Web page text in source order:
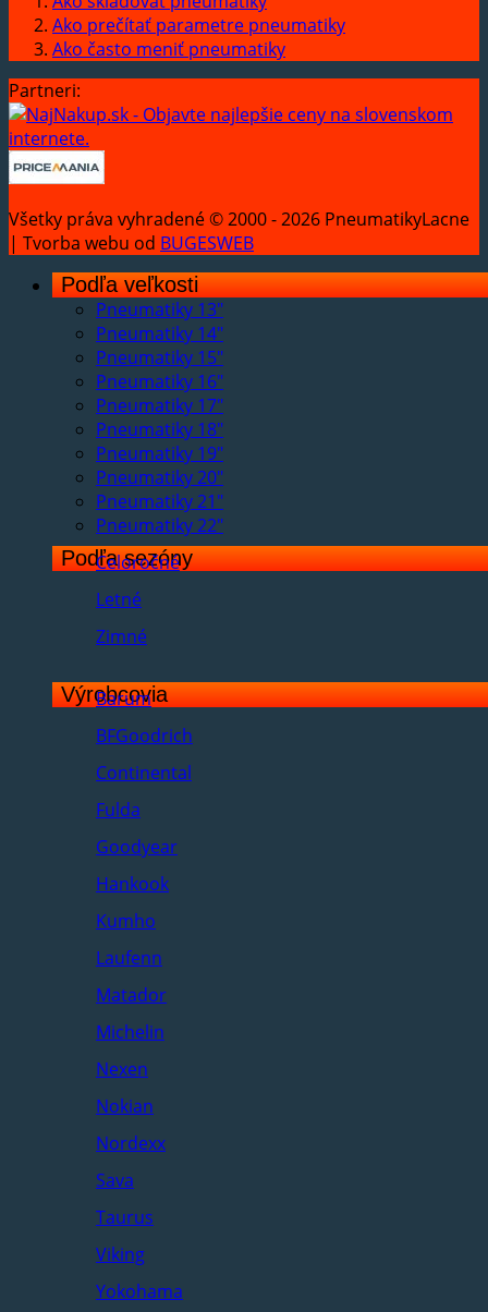
Ako prečítať parametre pneumatiky
Ako často meniť pneumatiky
Partneri:
Všetky práva vyhradené © 2000 - 2026 PneumatikyLacne
| Tvorba webu od BUGESWEB
Podľa veľkosti
Pneumatiky 13"
Pneumatiky 14"
Pneumatiky 15"
Pneumatiky 16"
Pneumatiky 17"
Pneumatiky 18"
Pneumatiky 19"
Pneumatiky 20"
Pneumatiky 21"
Pneumatiky 22"
Podľa sezóny
Celoročné
Letné
Zimné
Výrobcovia
Barum
BFGoodrich
Continental
Fulda
Goodyear
Hankook
Kumho
Laufenn
Matador
Michelin
Nexen
Nokian
Nordexx
Sava
Taurus
Viking
Yokohama